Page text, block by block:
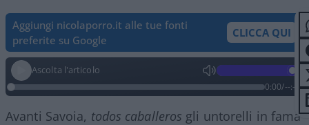
Aggiungi nicolaporro.it alle tue fonti
preferite su Google
CLICCA QUI
Ascolta l'articolo
0:00/--:--
Avanti Savoia, todos caballeros gli untorelli in fama